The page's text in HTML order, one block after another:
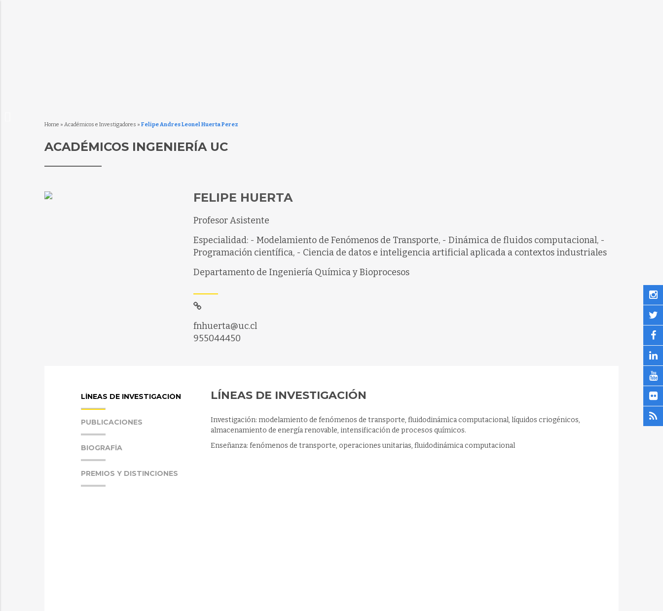
Home » Académicos e Investigadores » Felipe Andres Leonel Huerta Perez
ACADÉMICOS INGENIERÍA UC
FELIPE HUERTA
Profesor Asistente
Especialidad: - Modelamiento de Fenómenos de Transporte, - Dinámica de fluidos computacional, -
Programación científica, - Ciencia de datos e inteligencia artificial aplicada a contextos industriales
Departamento de Ingeniería Química y Bioprocesos
fnhuerta@uc.cl
955044450
LÍNEAS DE INVESTIGACIÓN
PUBLICACIONES
BIOGRAFÍA
PREMIOS Y DISTINCIONES
LÍNEAS DE INVESTIGACIÓN
Investigación: modelamiento de fenómenos de transporte, fluidodinámica computacional, líquidos criogénicos,
almacenamiento de energía renovable, intensificación de procesos químicos.
Enseñanza: fenómenos de transporte, operaciones unitarias, fluidodinámica computacional